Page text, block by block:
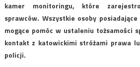
kamer monitoringu, które
sprawców. Wszystkie osoby
mogące pomóc w ustaleniu tożsamości
kontakt z katowickimi stróżami prawa
policji.